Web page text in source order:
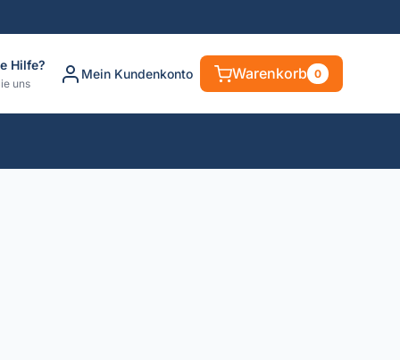
Hilfe?
uns
Mein Kundenkonto Warenkorb 0